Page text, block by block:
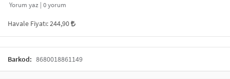
Yorum yaz | 0yorum
Havale Fiyatı:244,90
Barkod: 8680018861149